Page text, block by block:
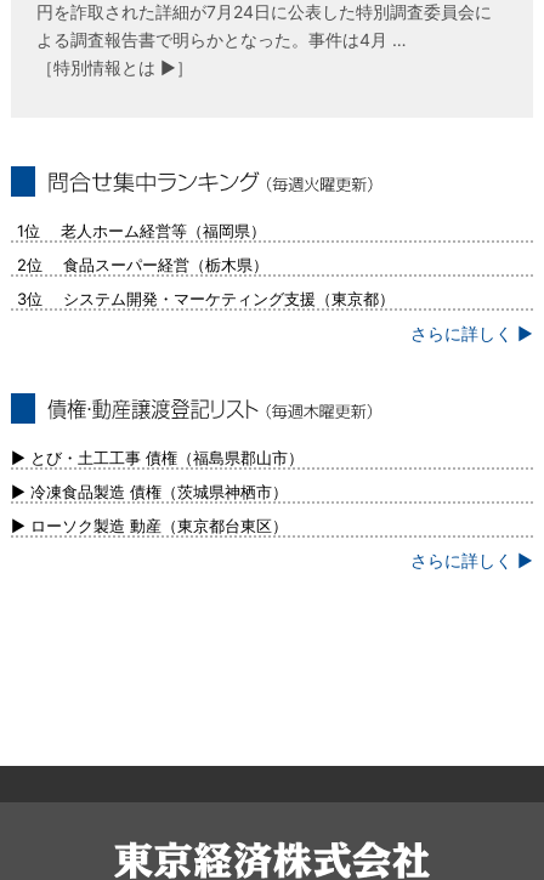
円を詐取された詳細が7月24日に公表した特別調査委員会に
よる調査報告書で明らかとなった。事件は4月 …
［特別情報とは ▶］
1位 老人ホーム経営等（福岡県）
2位 食品スーパー経営（栃木県）
3位 システム開発・マーケティング支援（東京都）
さらに詳しく ▶
新）
▶ とび・土工工事 債権（福島県郡山市）
▶ 冷凍食品製造 債権（茨城県神栖市）
▶ ローソク製造 動産（東京都台東区）
さらに詳しく ▶